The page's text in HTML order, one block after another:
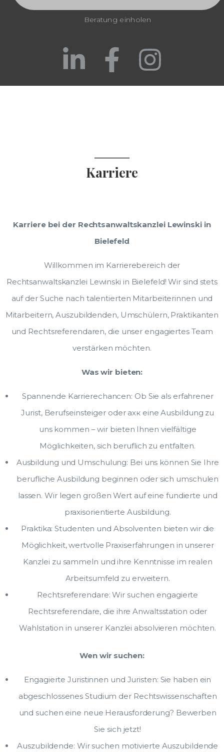
Beratung einholen
Karriere
Karriere bei der Rechtsanwaltskanzlei Lewinski in
Bielefeld
Willkommen im Karrierebereich der
Rechtsanwaltskanzlei Lewinski in Bielefeld! Wir sind stets
auf der Suche nach talentierten Mitarbeiterinnen und
Mitarbeitern, Auszubildenden, Umschülern, Praktikanten
und Rechtsreferendaren, die unser engagiertes Team
verstärken möchten.
Was wir bieten:
Spannende Karrierechancen: Ob Sie als erfahrener
Jurist, Berufseinsteiger oder ахк eine Ausbildung zu
uns kommen – wir bieten Ihnen vielfältige
Möglichkeiten, sich beruflich zu entfalten.
Ausbildung und Umschulung: Bei uns können Sie Ihre
berufliche Ausbildung beginnen oder sich umschulen
lassen. Wir legen großen Wert auf eine fundierte und
praxisorientierte Ausbildung.
Praktika: Studenten und Absolventen bieten wir die
Möglichkeit, wertvolle Praxiserfahrungen in unserer
Kanzlei zu sammeln und ihre Kenntnisse im realen
Arbeitsumfeld zu erweitern.
Rechtsreferendare: Wir suchen engagierte
Rechtsreferendare, die ihre Anwaltsstation oder
Wahlstation in unserer Kanzlei absolvieren möchten.
Wen wir suchen:
Engagierte Juristinnen und Juristen: Sie haben ein
abgeschlossenes Studium der Rechtswissenschaften
und suchen eine neue Herausforderung? Bewerben
Sie sich jetzt!
Auszubildende: Wir suchen motivierte Auszubildende